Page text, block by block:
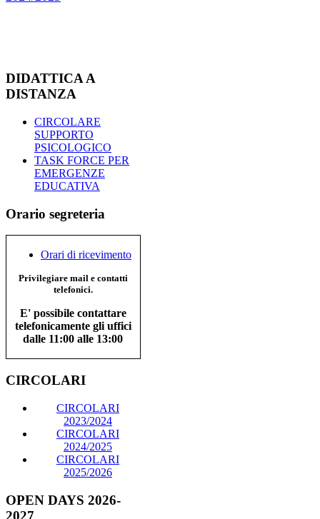
DIDATTICA A
DISTANZA
CIRCOLARE
SUPPORTO
PSICOLOGICO
TASK FORCE PER
EMERGENZE
EDUCATIVA
Orario segreteria
Orari di ricevimento
Privilegiare mail e contatti
telefonici.
E' possibile contattare
telefonicamente gli uffici
dalle 11:00 alle 13:00
CIRCOLARI
CIRCOLARI
2023/2024
CIRCOLARI
2024/2025
CIRCOLARI
2025/2026
OPEN DAYS 2026-
2027